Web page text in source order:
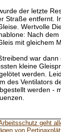
der letzte
Straße entfernt.
Wertvolle
Nach
mit gleichem
war
kleine
werden.
des Ventilators
werden -